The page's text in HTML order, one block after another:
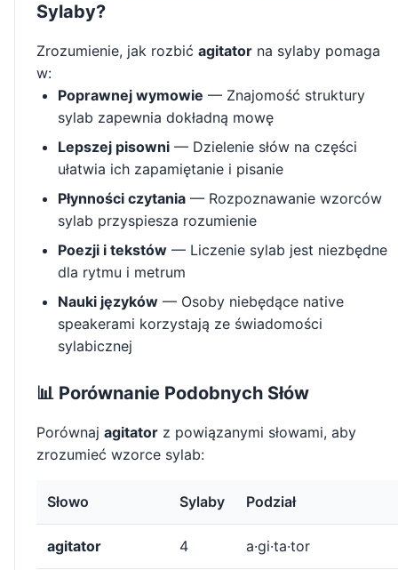
Sylaby?
Zrozumienie, jak rozbić agitator na sylaby pomaga
w:
Poprawnej wymowie — Znajomość struktury
sylab zapewnia dokładną mowę
Lepszej pisowni — Dzielenie słów na części
ułatwia ich zapamiętanie i pisanie
Płynności czytania — Rozpoznawanie wzorców
sylab przyspiesza rozumienie
Poezji i tekstów — Liczenie sylab jest niezbędne
dla rytmu i metrum
Nauki języków — Osoby niebędące native
speakerami korzystają ze świadomości
sylabicznej
📊 Porównanie Podobnych Słów
Porównaj agitator z powiązanymi słowami, aby
zrozumieć wzorce sylab:
Słowo Sylaby Podział
agitator 4 a·gi·ta·tor